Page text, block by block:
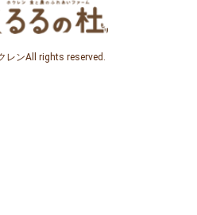
レンAll rights reserved.